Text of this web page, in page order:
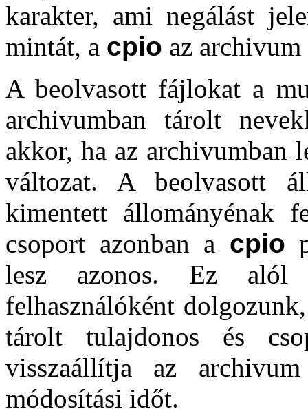
karakter, ami negálást
mintát, a cpio az archivum
A beolvasott fájlokat a
archivumban tárolt
akkor, ha az archivumban
változat. A beolvasott
kimentett állományénak
csoport azonban a cpio
lesz azonos. Ez
felhasználóként
tárolt tulajdonos és
visszaállítja az
módosítási időt.